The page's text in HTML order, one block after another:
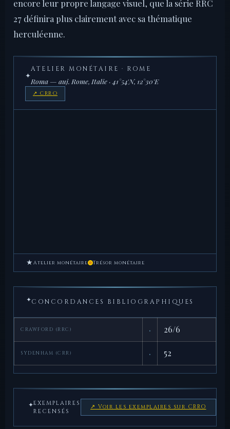
encore leur propre langage visuel, que la série RRC
27 définira plus clairement avec sa thématique
herculéenne.
✦
ATELIER MONÉTAIRE · ROME
Roma — auj. Rome, Italie · 41°54'N, 12°30'E
↗ CRRO
★ Atelier monétaire Trésor monétaire
✦CONCORDANCES BIBLIOGRAPHIQUES
CRAWFORD (RRC) · 26/6
SYDENHAM (CRR) · 52
✦EXEMPLAIRES
RECENSÉS
↗ Voir les exemplaires sur CRRO